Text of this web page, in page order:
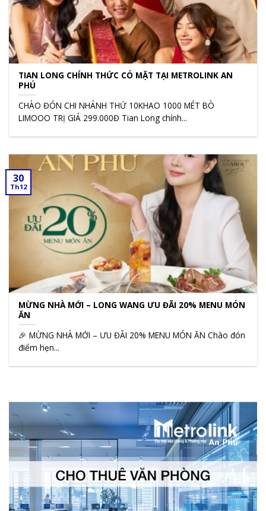
TIAN LONG CHÍNH THỨC CÓ MẶT TẠI METROLINK AN
PHÚ
CHÀO ĐÓN CHI NHÁNH THỨ 10KHAO 1000 MÉT BÒ
LIMOOO TRỊ GIÁ 299.000Đ Tian Long chính...
MỪNG NHÀ MỚI – LONG WANG ƯU ĐÃI 20% MENU MÓN
ĂN
🎉 MỪNG NHÀ MỚI – ƯU ĐÃI 20% MENU MÓN ĂN Chào đón
điểm hẹn...
30
Th12